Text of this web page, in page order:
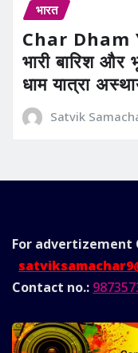
भारत
Char Dham
भारी बारिश
धाम यात्रा
Satvik
For advertizement
Contact no.: